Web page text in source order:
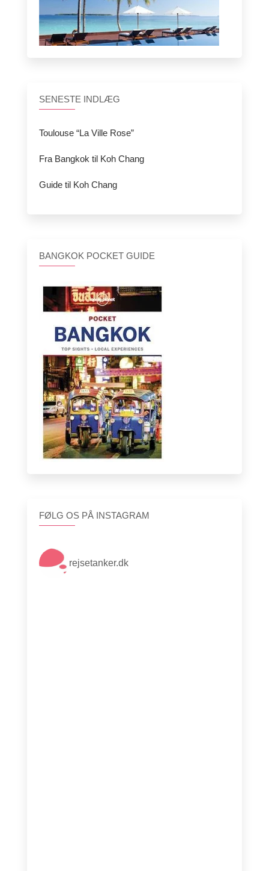
SENESTE INDLÆG
Toulouse “La Ville Rose”
Fra Bangkok til Koh Chang
Guide til Koh Chang
BANGKOK POCKET GUIDE
FØLG OS PÅ INSTAGRAM
rejsetanker.dk